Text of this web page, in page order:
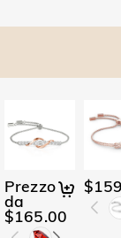
Prezzo
da
$165.00